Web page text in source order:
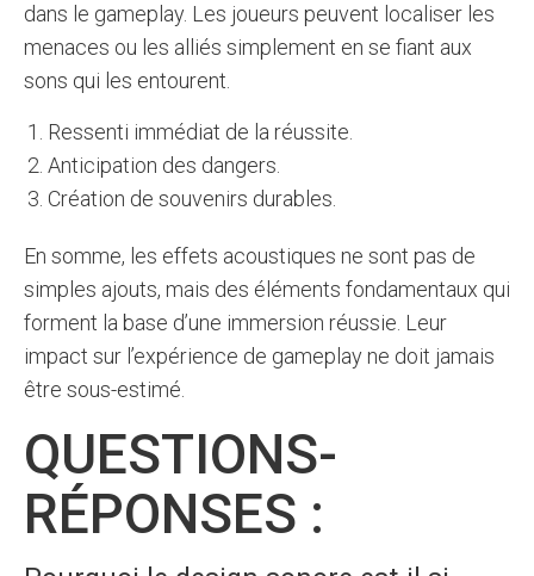
dans le gameplay. Les joueurs peuvent localiser les
menaces ou les alliés simplement en se fiant aux
sons qui les entourent.
Ressenti immédiat de la réussite.
Anticipation des dangers.
Création de souvenirs durables.
En somme, les effets acoustiques ne sont pas de
simples ajouts, mais des éléments fondamentaux qui
forment la base d’une immersion réussie. Leur
impact sur l’expérience de gameplay ne doit jamais
être sous-estimé.
QUESTIONS-
RÉPONSES :